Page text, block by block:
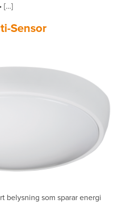
[…]
Sensor
belysning som sparar energi